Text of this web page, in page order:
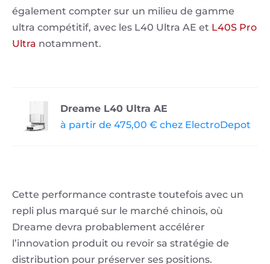
également compter sur un milieu de gamme
ultra compétitif, avec les L40 Ultra AE et L40S Pro
Ultra notamment.
Dreame L40 Ultra AE
à partir de 475,00 € chez ElectroDepot
Cette performance contraste toutefois avec un
repli plus marqué sur le marché chinois, où
Dreame devra probablement accélérer
l’innovation produit ou revoir sa stratégie de
distribution pour préserver ses positions.